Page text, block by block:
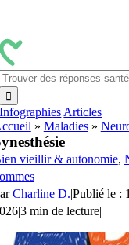
contenu
Infographies Articles
» Maladies»
vieillir & autonomie,
Charline D.|Publié le :
|3 min de lecture|